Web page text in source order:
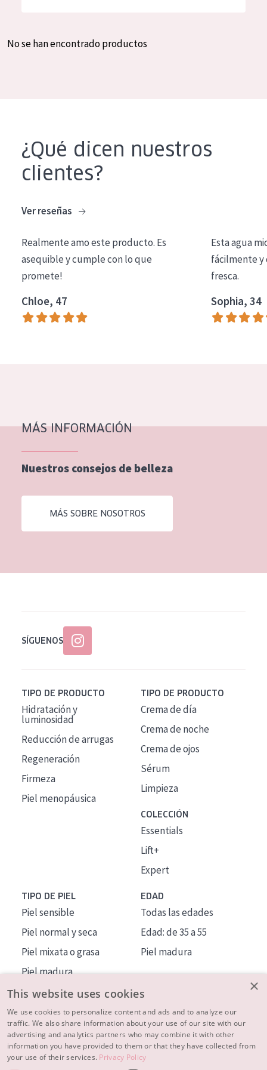
Crema de día
Crema de noche
Limpieza
COLECCIÓN
Essentials
Lift+
Piel normal y seca
Piel mixata o grasa
Piel madura
Piel expuesta al sol
Piel menopáusica
Todas las edades
Spanish
No se han encontrado productos
¿Qué dicen nuestros
clientes?
Ver reseñas
Realmente amo este producto. Es
asequible y cumple con lo que
promete!
Chloe, 47
Esta agua
fácilmente y
fresca.
Sophia, 34
MÁS INFORMACIÓN
Nuestros consejos de belleza
MÁS SOBRE NOSOTROS
SÍGUENOS
TIPO DE PRODUCTO
Hidratación y
luminosidad
Reducción de arrugas
Regeneración
Firmeza
Piel menopáusica
TIPO DE PRODUCTO
Crema de día
Crema de noche
Crema de ojos
Sérum
Limpieza
COLECCIÓN
Essentials
Lift+
Expert
TIPO DE PIEL
Piel sensible
Piel normal y seca
Piel mixata o grasa
Piel madura
Piel expuesta al sol
Piel menopáusica
EDAD
Todas las edades
Edad: de 35 a 55
Piel madura
MÁS SOBRE NOSOTROS
INSPIRACIÓN
×
This website uses cookies
We use cookies to personalize content and ads and to analyze our
traffic. We also share information about your use of our site with our
advertising and analytics partners who may combine it with other
information you have provided to them or that they have collected from
your use of their services. Privacy Policy